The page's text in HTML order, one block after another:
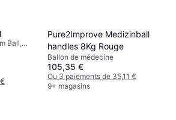
Ball,
Pure2Improve Medizinball
handles 8Kg Rouge
Ballon de médecine
105,35 €
Ou 3 paiements de 35,11 €
9+ magasins